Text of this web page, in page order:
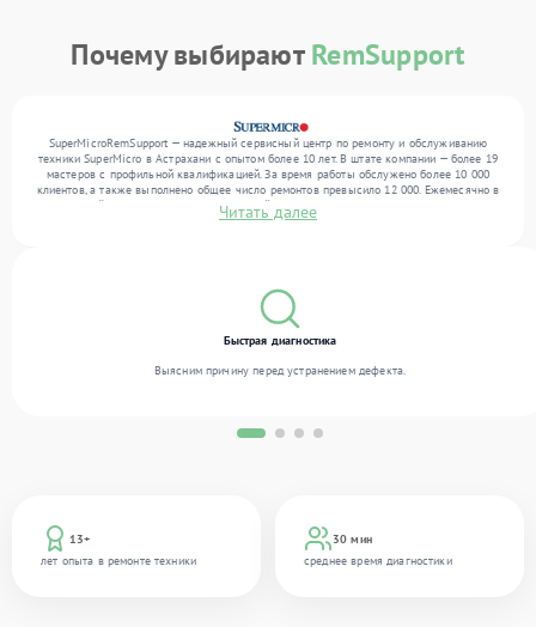
Почему выбираютRemSupport
SuperMicroRemSupport — надежный сервисный центр по ремонту и обслуживанию
техники SuperMicro в Астрахани с опытом более 10 лет. В штате компании — более 19
мастеров с профильной квалификацией. За время работы обслужено более 10 000
клиентов, а также выполнено общее число ремонтов превысило 12 000. Ежемесячно в
сервисный центр поступает от 300 устройств, включая , , . Мы работаем с широким
спектром неисправностей и поддерживаем высокий стандарт качества благодаря
Читать далее
13+
лет опыта в ремонте техники
30 мин
среднее время диагностики
Быстрая диагностика
Выясним причину перед устранением дефекта.